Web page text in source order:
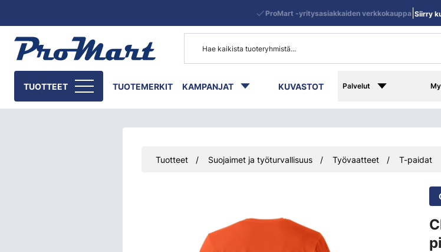
TUOTTEET TUOTEMERKIT KAMPANJAT KUVASTOT Palvelut
ProMart -yritysasiakkaiden verkkokauppa| Siirry
Tuotteet Suojaimet ja työturvallisuus Työvaatteet T-paidat